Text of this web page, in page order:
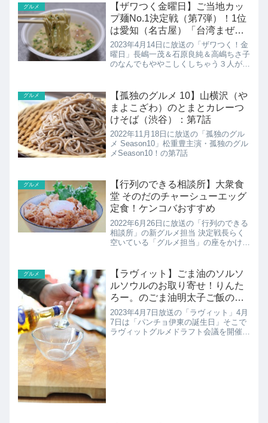
グルメ
【ザワつく金曜日】ご当地カッ
プ麺No.1決定戦（第7弾）！1位
は愛知（名古屋）「台湾まぜそ
ば」
2023年4月14日に放送の「ザワつく！金
曜日」長嶋一茂＆石原良純＆高嶋ちさ子
のなんでもややこしくしちゃう３人が好
カップ麺No.1決定戦（第7弾）」を開
催！今回エントリ...
グルメ
【孤独のグルメ 10】山横沢（や
まよこざわ）のとまとカレーつ
けそば（渋谷）：第7話
2022年11月18日に放送の「孤独のグル
メ Season10」松重豊主演・孤独のグル
メSeason10！の第7話
グルメ
【行列のできる相談所】大衆食
堂 そのだのチャーシューエッグ
定食！ケンコバおすすめ
2022年6月26日に放送の「行列のできる
相談所」の新グルメ担当 決定戦長らく
空いている「グルメ担当」の座をかけ、
ドーコバヤシで対決。こちらではケンコ
バさんおすすめの...
グルメ
【ラヴィット】ごま油のソルソ
ルソウルのお取り寄せ！りんた
ろー。のごま油明太子ご飯のレ
シピも
2023年4月7日放送の「ラヴィット」4月
7日は「パンチョ伊東の誕生日」そこで
ラヴィットグルメドラフト会議を開催！